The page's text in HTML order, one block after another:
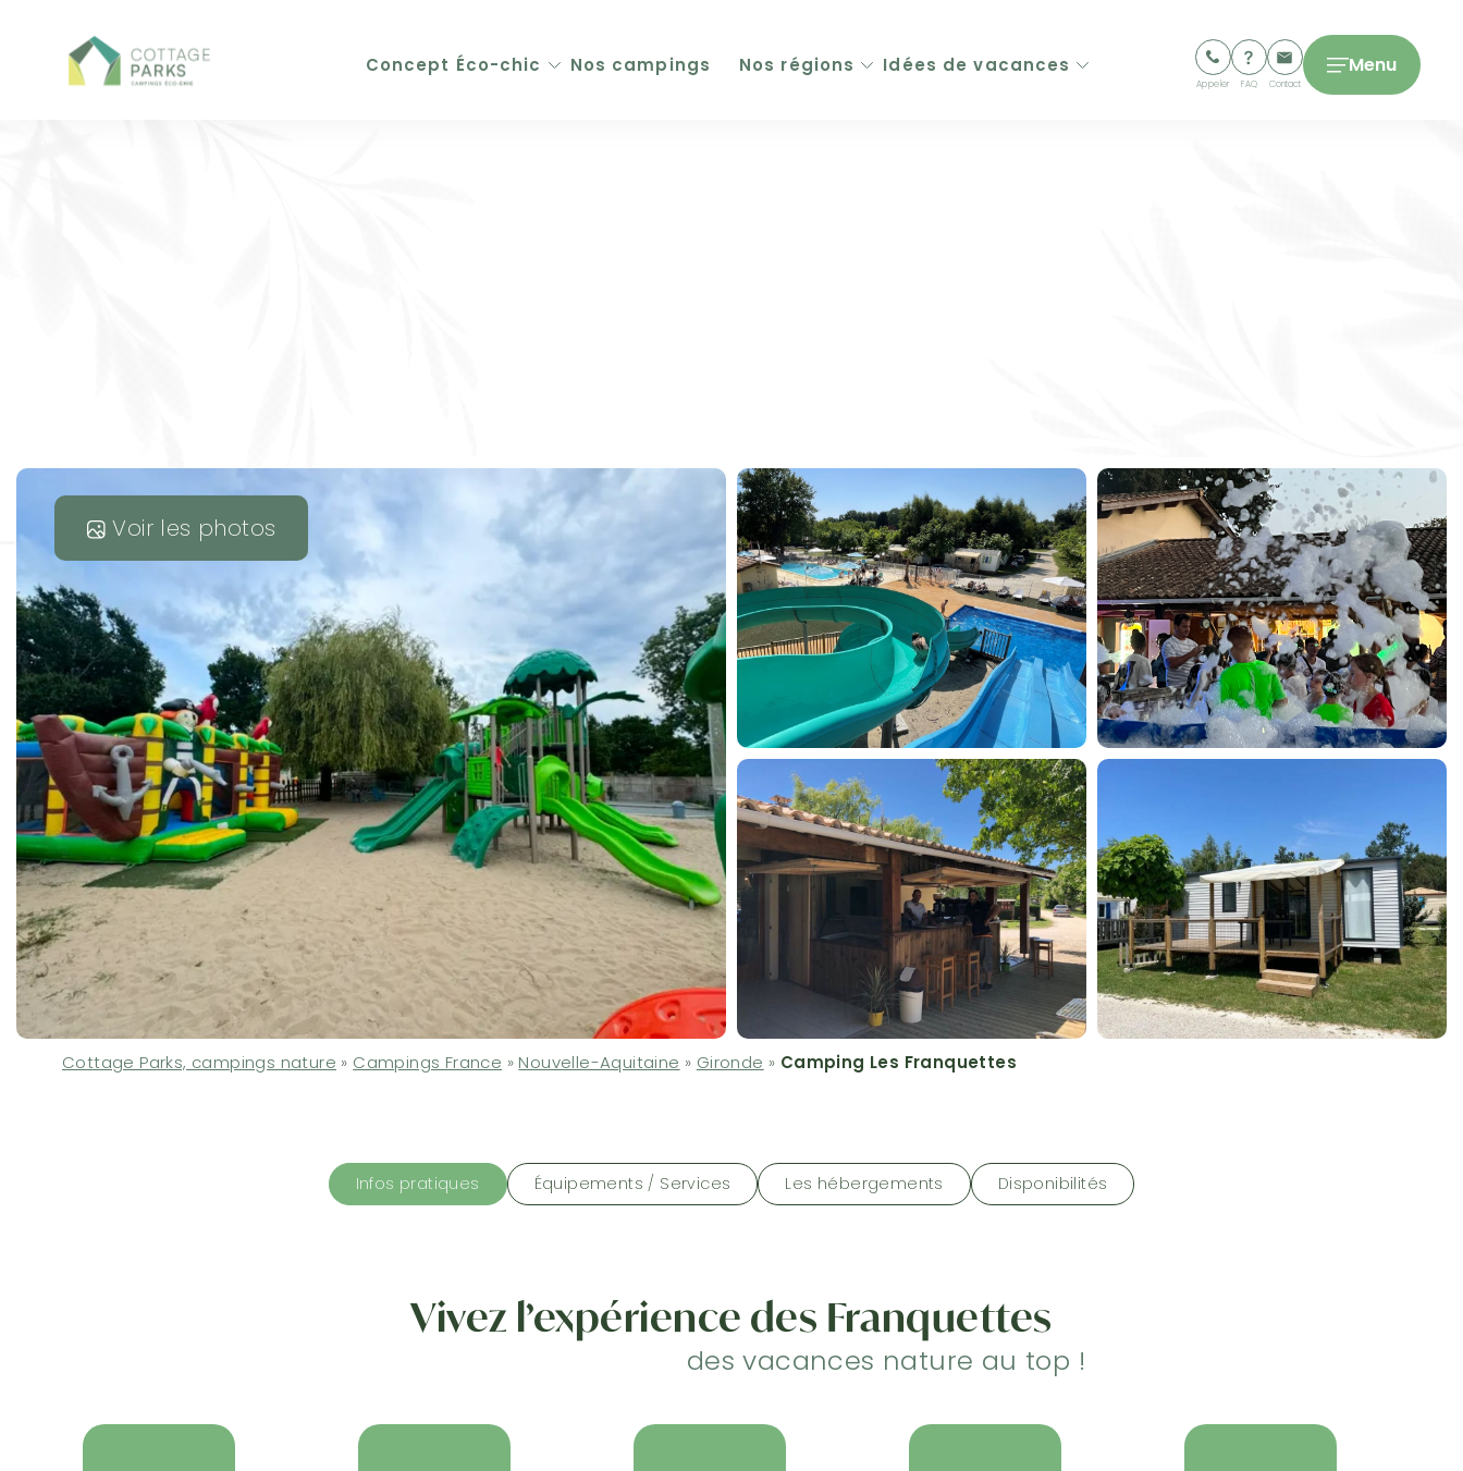
Concept Éco-chic Nos campings Nos régions Idées de vacances
Longs séjours
Courts séjours
Espace aquatique
Accès direct plage
Séjour en bord de mer
Séjour nature
Campings pas cher
Appeler FAQ Contact
Menu
Voir les photos
Cottage Parks, campings nature » Campings France » Nouvelle-Aquitaine » Gironde » Camping Les Franquettes
Infos pratiques Équipements / Services Les hébergements Disponibilités
Vivez l’expérience des Franquettes
des vacances nature au top !